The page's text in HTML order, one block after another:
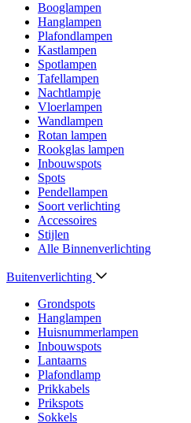
Booglampen
Hanglampen
Plafondlampen
Kastlampen
Spotlampen
Tafellampen
Nachtlampje
Vloerlampen
Wandlampen
Rotan lampen
Rookglas lampen
Inbouwspots
Spots
Pendellampen
Soort verlichting
Accessoires
Stijlen
Alle Binnenverlichting
Buitenverlichting
Grondspots
Hanglampen
Huisnummerlampen
Inbouwspots
Lantaarns
Plafondlamp
Prikkabels
Prikspots
Sokkels